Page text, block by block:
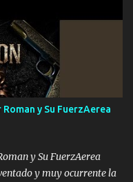
trucha mis plebes Música
ven la cachucha de lado
fajó una super o a veces
las generaciones yo
pues así soy me mandó
dedo soy hocicon un
no saben nada falsas
no quieren ve...
y Su FuerzAerea
y Su FuerzAerea
y muy ocurrente la